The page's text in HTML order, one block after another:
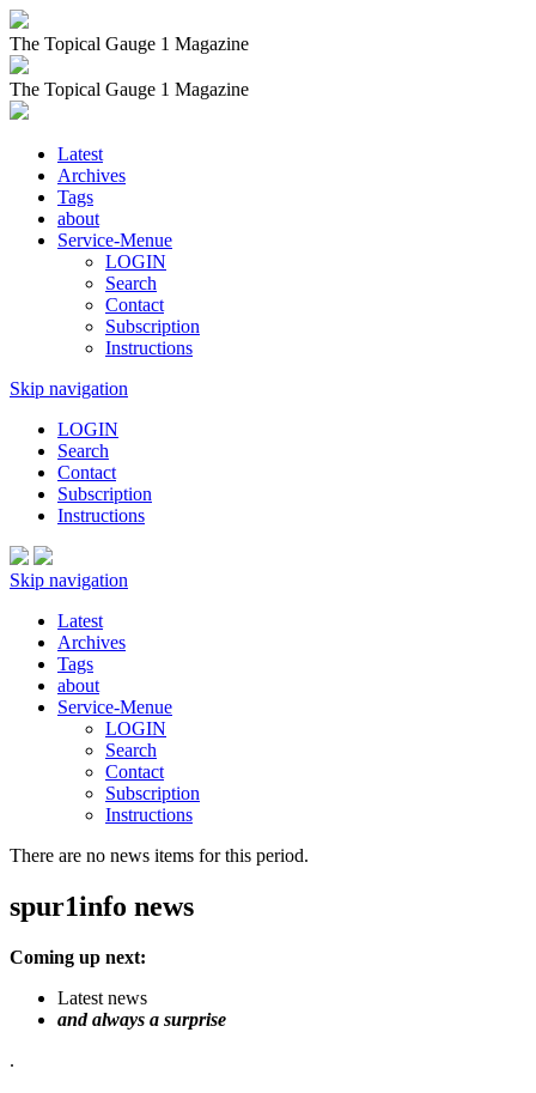
The Topical Gauge 1 Magazine
The Topical Gauge 1 Magazine
Latest
Archives
Tags
about
Service-Menue
LOGIN
Search
Contact
Subscription
Instructions
Skip navigation
LOGIN
Search
Contact
Subscription
Instructions
Skip navigation
Latest
Archives
Tags
about
Service-Menue
LOGIN
Search
Contact
Subscription
Instructions
There are no news items for this period.
spur1info news
Coming up next:
Latest news
and always a surprise
.